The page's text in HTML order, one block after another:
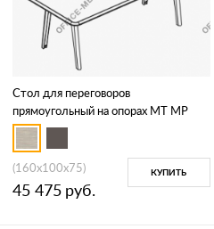
Стол для переговоров
прямоугольный на опорах МТ МР
Б1Б 149
(160x100x75)
45 475 руб.
КУПИТЬ